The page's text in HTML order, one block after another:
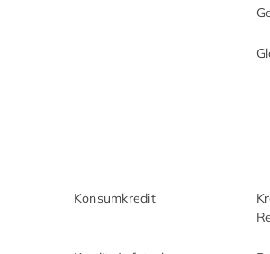
Konsumkredit